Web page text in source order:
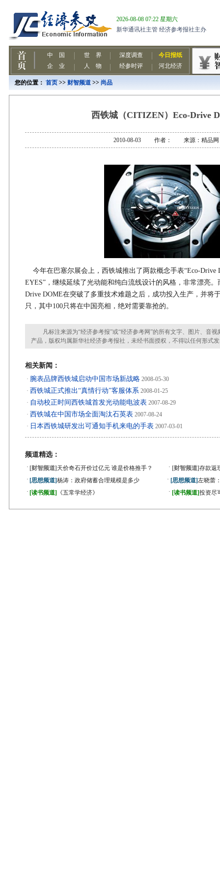
您的位置： 首页 >> 财智频道 >> 尚品
西铁城（CITIZEN）Eco-Drive
2010-08-03 作者： 来源：精品网
今年在巴塞尔展会上，西铁城推出了两款概念手表“Eco-Drive
EYES”，继续延续了光动能和纯白流线设计的风格，非常漂亮
Drive DOME在突破了多重技术难题之后，成功投入生产，并将
只，其中100只将在中国亮相，绝对需要靠抢的。
凡标注来源为“经济参考报”或“经济参考网”的所有文字、图片、音视
产品，版权均属新华社经济参考报社，未经书面授权，不得以任何形式
相关新闻：
· 腕表品牌西铁城启动中国市场新战略 2008-05-30
· 西铁城正式推出“真情行动”客服体系 2008-01-25
· 自动校正时间西铁城首发光动能电波表 2007-08-29
· 西铁城在中国市场全面淘汰石英表 2007-08-24
· 日本西铁城研发出可通知手机来电的手表 2007-03-01
频道精选：
· [财智频道] 天价奇石开价过亿元 谁是价格推手？ · [财智频道]存款返
· [思想频道]杨涛：政府储蓄合理规模是多少 · [思想频道]左晓蕾
· [读书频道] 《五常学经济》 · [读书频道]投资尽